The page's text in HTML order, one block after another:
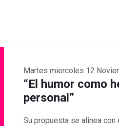
Martes miercoles 12
“El humor como
personal”
Su propuesta se alinea